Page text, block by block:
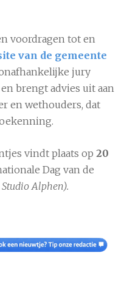
voordragen tot en
van de gemeente
jury
brengt advies uit aan
en wethouders, dat
vindt plaats op 20
Dag van de
Studio Alphen).